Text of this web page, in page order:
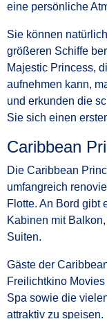
eine persönliche
Sie können
größeren Schiffe
Majestic Princess,
aufnehmen kann,
und erkunden die
Sie sich einen
Caribbean
Die Caribbean
umfangreich
Flotte. An Bord gibt
Kabinen mit
Suiten.
Gäste der
Freilichtkino
Spa sowie die
attraktiv zu speisen.